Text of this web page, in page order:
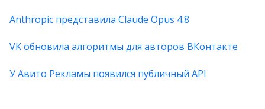
Anthropic представила Claude Opus 4.8
VK обновила алгоритмы для авторов ВКонтакте
У Авито Рекламы появился публичный API